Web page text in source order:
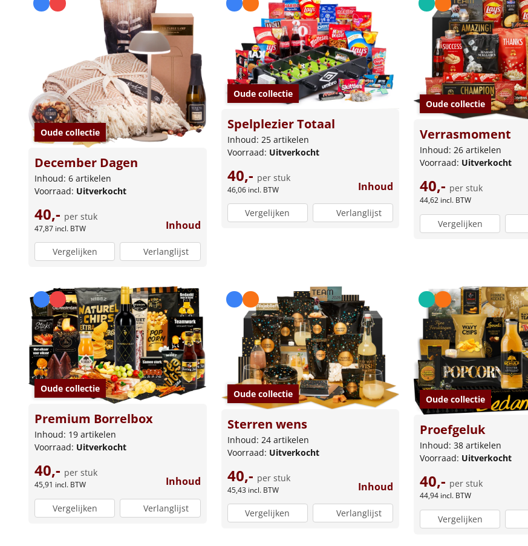
Oude collectie
December Dagen
Inhoud: 6 artikelen
Voorraad: Uitverkocht
40,- per stuk
47,87 incl. BTW Inhoud
Vergelijken Verlanglijst
Oude collectie
Spelplezier Totaal
Inhoud: 25 artikelen
Voorraad: Uitverkocht
40,- per stuk
46,06 incl. BTW Inhoud
Vergelijken Verlanglijst
Oude collectie
Verrasmoment
Inhoud: 26 artikelen
Voorraad: Uitverkocht
40,- per stuk
44,62 incl. BTW
Vergelijken
Oude collectie
Premium Borrelbox
Inhoud: 19 artikelen
Voorraad: Uitverkocht
40,- per stuk
45,91 incl. BTW Inhoud
Vergelijken Verlanglijst
Oude collectie
Sterren wens
Inhoud: 24 artikelen
Voorraad: Uitverkocht
40,- per stuk
45,43 incl. BTW Inhoud
Vergelijken Verlanglijst
Oude collectie
Proefgeluk
Inhoud: 38 artikelen
Voorraad: Uitverkocht
40,- per stuk
44,94 incl. BTW
Vergelijken